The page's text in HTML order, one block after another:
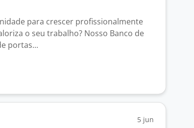
para crescer profissionalmente
o seu trabalho? Nosso Banco de
portas...
5 jun